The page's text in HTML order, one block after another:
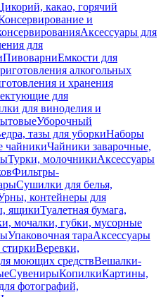
какао, горячий
и
Аксессуары для
для
ПивоварниЕмкости для
алкогольных
и хранения
для
для виноделия и
Уборочный
тазы для уборкиНаборы
чайникиЧайники заварочные,
Турки, молочникиАксессуары
Фильтры-
Сушилки для белья,
контейнеры для
ящикиТуалетная бумага,
мочалки, губки, мусорные
Упаковочная тараАксессуары
Веревки,
моющих средствВешалки-
СувенирыКопилкиКартины,
фотографий,